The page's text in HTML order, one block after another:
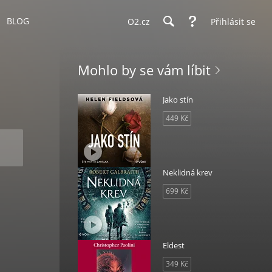
BLOG O2.cz Přihlásit se
Mohlo by se vám líbit
Jako stín
449 Kč
Neklidná krev
699 Kč
Eldest
349 Kč